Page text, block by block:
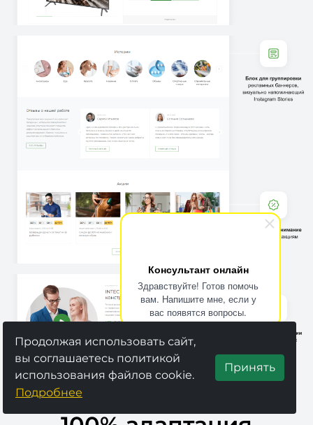
Консультант онлайн
Здравствуйте! Готов помочь
вам. Напишите мне, если у
вас появятся вопросы.
Продолжая использовать сайт,
вы соглашаетесь политикой
использования файлов cookie.
Подробнее
Принять